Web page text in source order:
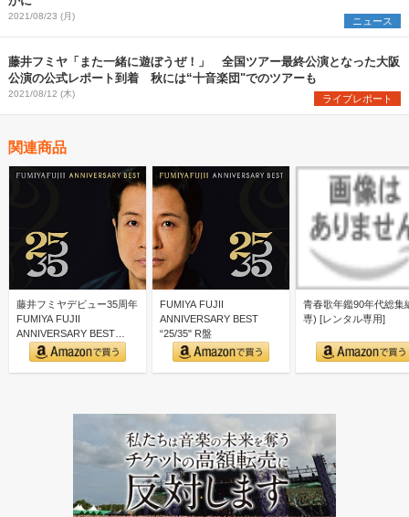
2021/08/23 (月) ニュース
藤井フミヤ「また一緒に遊ぼうぜ！」 全国ツアー最終公演となった大阪
公演の公式レポート到着 秋には“十音楽団"でのツアーも
2021/08/12 (木) ライブレポート
関連商品
藤井フミヤデビュー35周年
FUMIYA FUJII
ANNIVERSARY BEST
“25/3…
FUMIYA FUJII
ANNIVERSARY BEST
“25/35" R盤
青春歌年鑑90年代総集
専) [レンタル専用]